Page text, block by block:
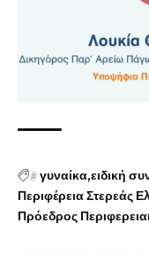
#γυναίκα ειδική
Περιφέρεια Στερεάς
Πρόεδρος